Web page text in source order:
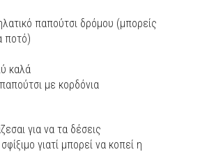
παπούτσι δρόμου (μπορείς
ποτό)
καλά
με κορδόνια
για να τα δέσεις
γιατί μπορεί να κοπεί η